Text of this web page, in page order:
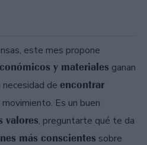
este mes propone
y materiales ganan
de encontrar
Es un buen
valores, preguntarte qué te da
más conscientes sobre